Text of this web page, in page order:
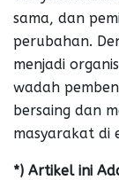
sama, dan
perubahan.
menjadi
wadah
bersaing dan
masyarakat di
*) Artikel ini